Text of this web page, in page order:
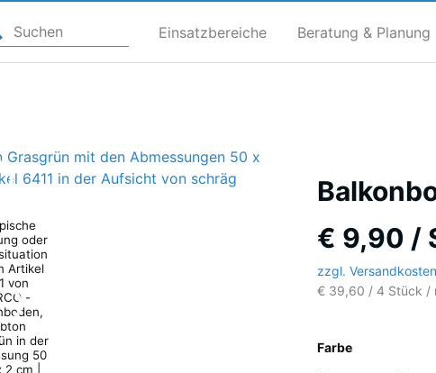
Einsatzbereiche Beratung & Planung
€ 9,90 /
zzgl. Versandkosten
€ 39,60 / 4 Stück /
Farbe